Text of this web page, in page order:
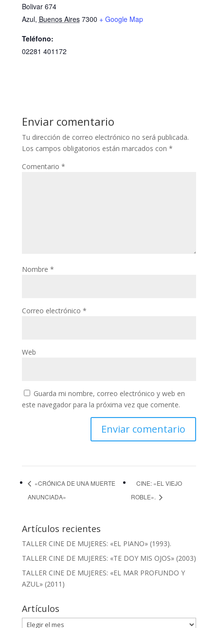
Bolivar 674
Azul, Buenos Aires 7300 + Google Map
Teléfono:
02281 401172
Enviar comentario
Tu dirección de correo electrónico no será publicada.
Los campos obligatorios están marcados con *
Comentario *
Nombre *
Correo electrónico *
Web
Guarda mi nombre, correo electrónico y web en
este navegador para la próxima vez que comente.
«CRÓNICA DE UNA MUERTE
ANUNCIADA»
CINE: «EL VIEJO
ROBLE».
Artículos recientes
TALLER CINE DE MUJERES: «EL PIANO» (1993).
TALLER CINE DE MUJERES: «TE DOY MIS OJOS» (2003)
TALLER CINE DE MUJERES: «EL MAR PROFUNDO Y
AZUL» (2011)
Artículos
Artículos